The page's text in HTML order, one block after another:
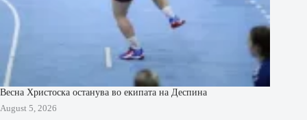
Весна Христоска останува во екипата на Деспина
August 5, 2026